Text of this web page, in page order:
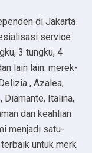
di Jakarta
service
3 tungku, 4
lain lain. merek-
, Azalea,
Diamante, Italina,
dan keahlian
menjadi satu-
untuk merk